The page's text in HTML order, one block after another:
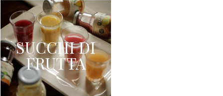
SUCCHI DI
FRUTTA